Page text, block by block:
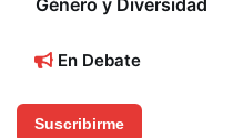
Género y Diversidad
En Debate
Suscribirme